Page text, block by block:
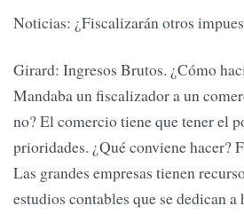
Noticias: ¿Fiscalizarán otros
Girard: Ingresos Brutos. ¿Cómo
Mandaba un fiscalizador a un
no? El comercio tiene que tener el
prioridades. ¿Qué conviene hacer?
Las grandes empresas tienen
estudios contables que se dedican